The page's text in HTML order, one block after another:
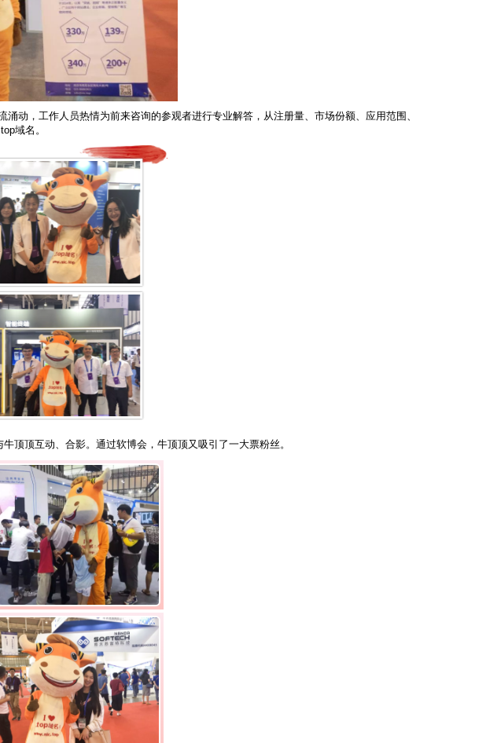
动，工作人员热情为前来咨询的参观者进行专业解答，从注册量、市场份额、应用范围、
域名。
顶顶互动、合影。通过软博会，牛顶顶又吸引了一大票粉丝。